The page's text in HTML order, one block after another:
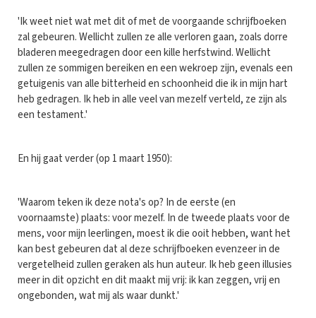
'Ik weet niet wat met dit of met de voorgaande schrijfboeken
zal gebeuren. Wellicht zullen ze alle verloren gaan, zoals dorre
bladeren meegedragen door een kille herfstwind. Wellicht
zullen ze sommigen bereiken en een wekroep zijn, evenals een
getuigenis van alle bitterheid en schoonheid die ik in mijn hart
heb gedragen. Ik heb in alle veel van mezelf verteld, ze zijn als
een testament.'
En hij gaat verder (op 1 maart 1950):
'Waarom teken ik deze nota's op? In de eerste (en
voornaamste) plaats: voor mezelf. In de tweede plaats voor de
mens, voor mijn leerlingen, moest ik die ooit hebben, want het
kan best gebeuren dat al deze schrijfboeken evenzeer in de
vergetelheid zullen geraken als hun auteur. Ik heb geen illusies
meer in dit opzicht en dit maakt mij vrij: ik kan zeggen, vrij en
ongebonden, wat mij als waar dunkt.'